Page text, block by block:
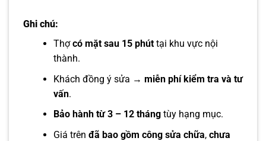
Ghi chú:
Thợcó mặt sau 15 phúttại khu vực nội
thành.
Khách đồng ý sửa → miễn phí kiểm tra và tư
vấn.
Bảo hành từ 3 – 12 thángtùy hạng mục.
Giá trên đã bao gồm công sửa chữa, chưa